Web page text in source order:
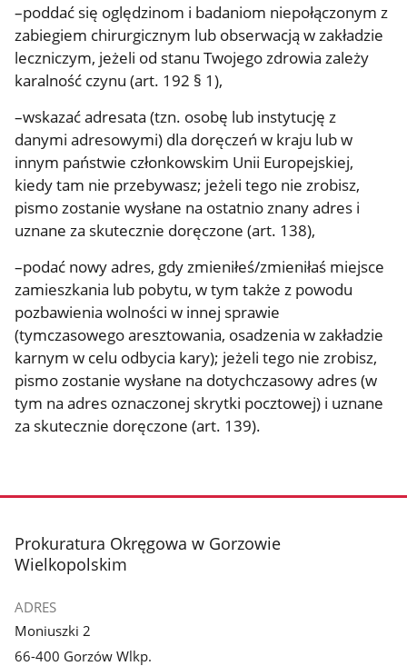
–poddać się oględzinom i badaniom niepołączonym z
zabiegiem chirurgicznym lub obserwacją w zakładzie
leczniczym, jeżeli od stanu Twojego zdrowia zależy
karalność czynu (art. 192 § 1),
–wskazać adresata (tzn. osobę lub instytucję z
danymi adresowymi) dla doręczeń w kraju lub w
innym państwie członkowskim Unii Europejskiej,
kiedy tam nie przebywasz; jeżeli tego nie zrobisz,
pismo zostanie wysłane na ostatnio znany adres i
uznane za skutecznie doręczone (art. 138),
–podać nowy adres, gdy zmieniłeś/zmieniłaś miejsce
zamieszkania lub pobytu, w tym także z powodu
pozbawienia wolności w innej sprawie
(tymczasowego aresztowania, osadzenia w zakładzie
karnym w celu odbycia kary); jeżeli tego nie zrobisz,
pismo zostanie wysłane na dotychczasowy adres (w
tym na adres oznaczonej skrytki pocztowej) i uznane
za skutecznie doręczone (art. 139).
stopka
Prokuratura Okręgowa w Gorzowie
Wielkopolskim
ADRES
Moniuszki 2
66-400 Gorzów Wlkp.